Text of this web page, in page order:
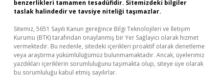
benzerlikleri tamamen tesadüfidir. Sitemizdeki bilgiler
taslak halindedir ve tavsiye niteliği taşımazlar.
Sitemiz, 5651 Sayılı Kanun gereğince Bilgi Teknolojileri ve İletişim
Kurumu (BTK) tarafından onaylanmış bir Yer Sağlayıcı olarak hizmet
vermektedir. Bu nedenle, sitedeki içerikleri proaktif olarak denetleme
veya araştırma yükümlülüğümüz bulunmamaktadır. Ancak, üyelerimiz
yazdıkları içeriklerin sorumluluğunu taşımakta olup, siteye üye olarak
bu sorumluluğu kabul etmiş sayılırlar.